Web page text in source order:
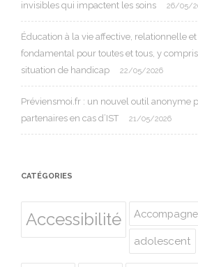
invisibles qui impactent les soins
26/05/
Éducation à la vie affective, relationnelle
fondamental pour toutes et tous, y
situation de handicap
22/05/2026
Préviensmoi.fr : un nouvel outil anonyme
partenaires en cas d’IST
21/05/2026
CATÉGORIES
Accessibilité
adolescent